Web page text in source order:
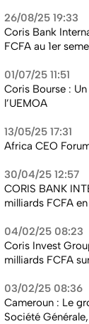
26/08/25 19:33
Coris Bank
FCFA au 1er
01/07/25 11:51
Coris Bourse :
l’UEMOA
13/05/25 17:31
Africa CEO
30/04/25 12:57
CORIS BANK
milliards FCFA
04/02/25 08:23
Coris Invest
milliards FCFA
03/02/25 08:36
Cameroun : Le
Société